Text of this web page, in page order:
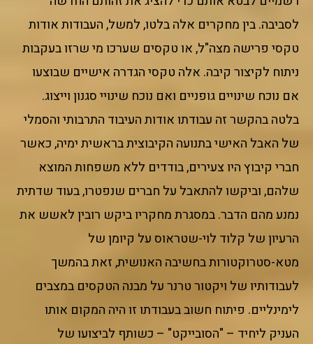
לסביבה. בין מחקרים אלה בלטו, למשל, העבודות אודות
טקסי פרישה מצה"ל, או טקסים שערכו מי שרזו בעקבות
ניתוח לקיצור קיבה. אלה טקסי הגדרה אישיים שבוצעו
אם נוכח שינויים גופניים ואם נוכח שינויי סגנון וייצוג.
בלטה בהקשר זה עבודתו אודות העיבוד התרבותי והסמלי
של האבל האישי בתנועה הקיבוצית בראשית ימיה, כאשר
חברי קיבוץ היו צעירים, בודדים ללא משפחות המוצא
שלהם, וביקשו להתאבל על חברים שנפטרו, בעוד שדתית
נמנע מהם הדבר. במסגרת מחקריו ביקש רובין לאשש את
הרעיון של קלוד לוי-שטראוס על קיומן של
מטא-סטרוקטורות בחשיבה האנושית, זאת בהמשך
לעבודותיו של ויקטור טרנר על מבנה הטקסים במצבים
לימינליים. פיתוח חשוב בעבודתו זו היה המקום אותו
העניק ליחיד – "הסובייקט" – כשותף לביצועו של